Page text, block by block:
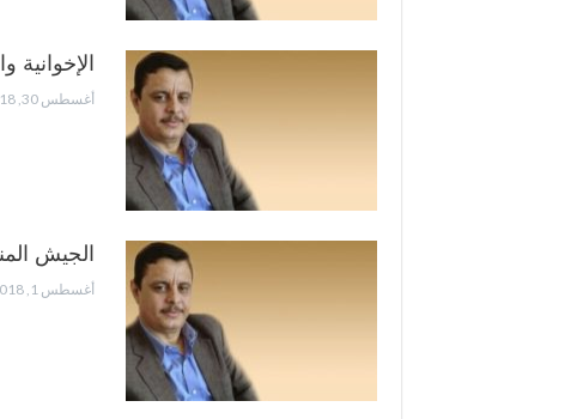
أغسطس 30, 2018
الجيش
أغسطس 1, 2018